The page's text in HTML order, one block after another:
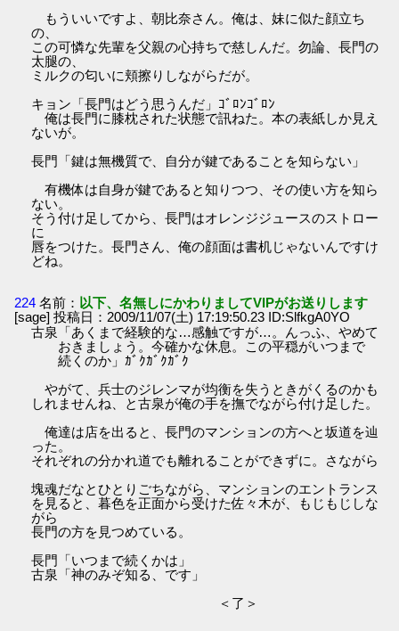
もういいですよ、朝比奈さん。俺は、妹に似た顔立ち
の、
この可憐な先輩を父親の心持ちで慈しんだ。勿論、長門の
太腿の、
ミルクの匂いに頬擦りしながらだが。
キョン「長門はどう思うんだ」ｺﾞﾛﾝｺﾞﾛﾝ
俺は長門に膝枕された状態で訊ねた。本の表紙しか見え
ないが。
長門「鍵は無機質で、自分が鍵であることを知らない」
有機体は自身が鍵であると知りつつ、その使い方を知ら
ない。
そう付け足してから、長門はオレンジジュースのストロー
に
唇をつけた。長門さん、俺の顔面は書机じゃないんですけ
どね。
224 名前： 以下、名無しにかわりましてVIPがお送りします
[sage] 投稿日：2009/11/07(土) 17:19:50.23 ID:SlfkgA0YO
古泉「あくまで経験的な…感触ですが…。んっふ、やめて
おきましょう。今確かな休息。この平穏がいつまで
続くのか」ｶﾞｸｶﾞｸｶﾞｸ
やがて、兵士のジレンマが均衡を失うときがくるのかも
しれませんね、と古泉が俺の手を撫でながら付け足した。
俺達は店を出ると、長門のマンションの方へと坂道を辿
った。
それぞれの分かれ道でも離れることができずに。さながら
塊魂だなとひとりごちながら、マンションのエントランス
を見ると、暮色を正面から受けた佐々木が、もじもじしな
がら
長門の方を見つめている。
長門「いつまで続くかは」
古泉「神のみぞ知る、です」
＜了＞